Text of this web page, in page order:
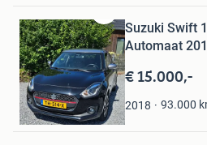
Bewaren
in
Mijn
Favorieten
Suzuki Swift
Automaat
€ 15.000,-
2018 93.000
Melissa
De Kwakel